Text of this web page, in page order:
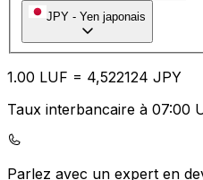
JPY - Yen japonais
1.00 LUF = 4,522124 JPY
Taux interbancaire à 07:00
Parlez avec un expert en